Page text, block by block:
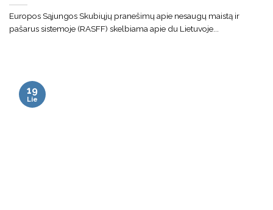
Europos Sąjungos Skubiųjų pranešimų apie nesaugų maistą ir
pašarus sistemoje (RASFF) skelbiama apie du Lietuvoje...
19
Lie